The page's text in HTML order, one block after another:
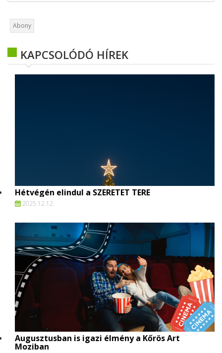
Abony
KAPCSOLÓDÓ HÍREK
Hétvégén elindul a SZERETET TERE
2025.12.12.
Augusztusban is igazi élmény a Kőrös Art
Moziban